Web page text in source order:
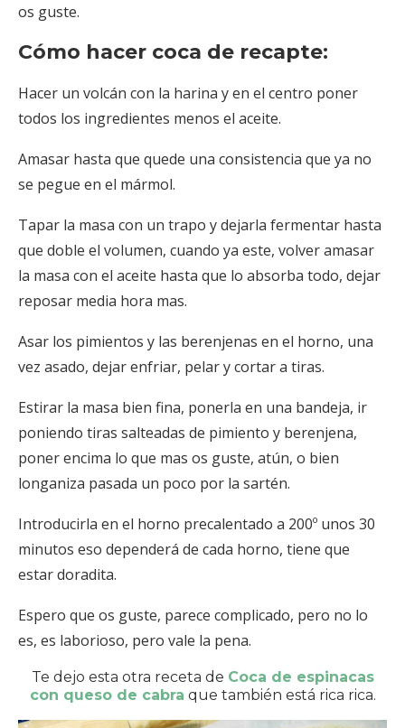
os guste.
Cómo hacer coca de recapte:
Hacer un volcán con la harina y en el centro poner
todos los ingredientes menos el aceite.
Amasar hasta que quede una consistencia que ya no
se pegue en el mármol.
Tapar la masa con un trapo y dejarla fermentar hasta
que doble el volumen, cuando ya este, volver amasar
la masa con el aceite hasta que lo absorba todo, dejar
reposar media hora mas.
Asar los pimientos y las berenjenas en el horno, una
vez asado, dejar enfriar, pelar y cortar a tiras.
Estirar la masa bien fina, ponerla en una bandeja, ir
poniendo tiras salteadas de pimiento y berenjena,
poner encima lo que mas os guste, atún, o bien
longaniza pasada un poco por la sartén.
Introducirla en el horno precalentado a 200º unos 30
minutos eso dependerá de cada horno, tiene que
estar doradita.
Espero que os guste, parece complicado, pero no lo
es, es laborioso, pero vale la pena.
Te dejo esta otra receta de Coca de espinacas
con queso de cabra que también está rica rica.